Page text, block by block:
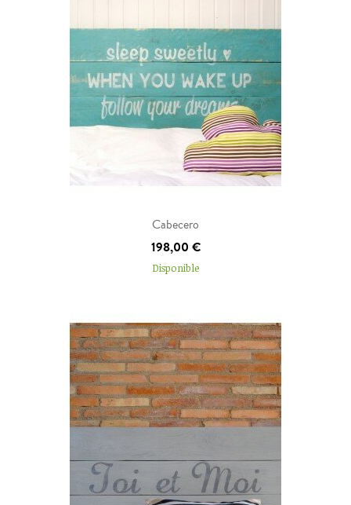
Cabecero
198,00 €
Disponible